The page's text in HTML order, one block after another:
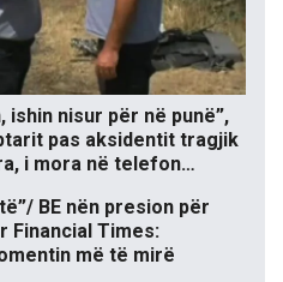
ishin nisur për në punë”,
pas aksidentit tragjik
i mora në telefon…
BE nën presion për
Financial Times:
më të mirë